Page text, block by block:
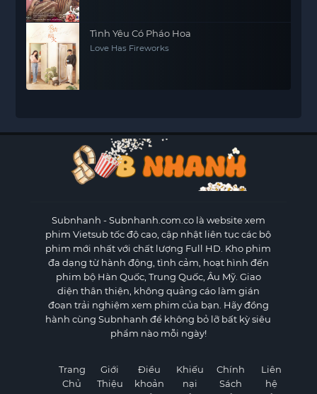
Tình Yêu Có Pháo Hoa
Love Has Fireworks
Subnhanh - Subnhanh.com.co là website xem
phim Vietsub tốc độ cao, cập nhật liên tục các bộ
phim mới nhất với chất lượng Full HD. Kho phim
đa dạng từ hành động, tình cảm, hoạt hình đến
phim bộ Hàn Quốc, Trung Quốc, Âu Mỹ. Giao
diện thân thiện, không quảng cáo làm gián
đoạn trải nghiệm xem phim của bạn. Hãy đồng
hành cùng Subnhanh để không bỏ lỡ bất kỳ siêu
phẩm nào mỗi ngày!
Trang
Chủ
Giới
Thiệu
Điều
khoản
Khiếu
nại
Chính
Sách
Liên
hệ